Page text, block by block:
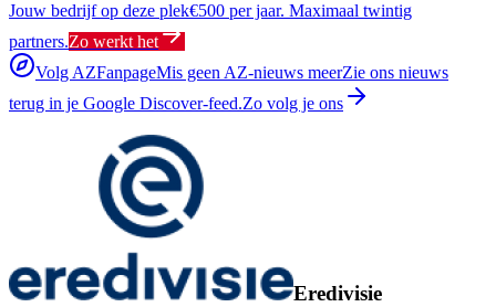
Jouw bedrijf op deze plek€500 per jaar. Maximaal twintig
partners.Zo werkt het
Volg AZFanpageMis geen AZ-nieuws meerZie ons nieuws
terug in je Google Discover-feed.Zo volg je ons
Eredivisie